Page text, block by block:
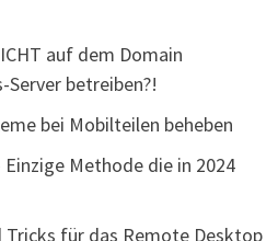
auf dem Domain
betreiben?!
bei Mobilteilen beheben
Methode die in 2024
Tricks für das Remote Desktop